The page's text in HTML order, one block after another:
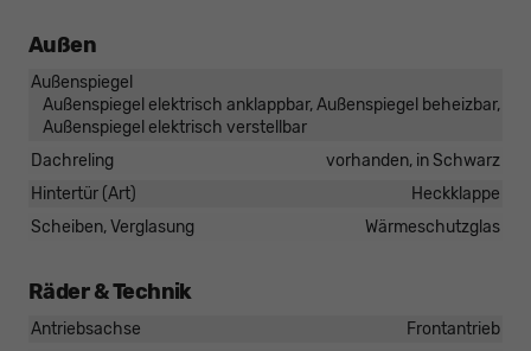
Außen
Außenspiegel
Außenspiegel elektrisch anklappbar, Außenspiegel beheizbar,
Außenspiegel elektrisch verstellbar
Dachreling
vorhanden, in Schwarz
Hintertür (Art)
Heckklappe
Scheiben, Verglasung
Wärmeschutzglas
Räder & Technik
Antriebsachse
Frontantrieb